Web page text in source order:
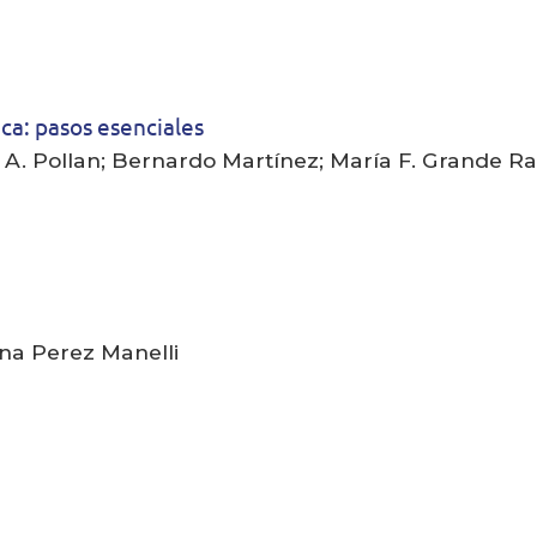
pasos esenciales
Pollan; Bernardo Martínez; María F. Grande
Perez Manelli